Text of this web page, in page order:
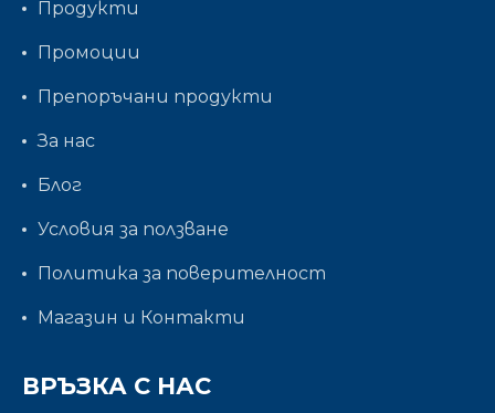
Продукти
Промоции
Препоръчани продукти
За нас
Блог
Условия за ползване
Политика за поверителност
Магазин и Контакти
ВРЪЗКА С НАС